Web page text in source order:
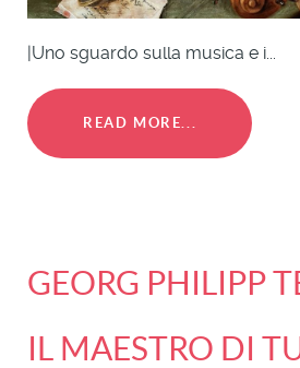
|Uno sguardo sulla musica e i...
READ MORE...
GEORG PHILIPP
IL MAESTRO DI